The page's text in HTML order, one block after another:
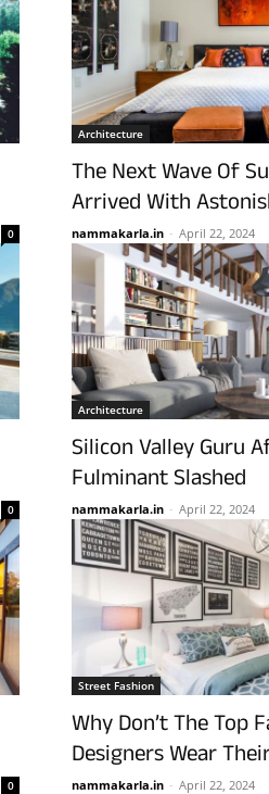
0
Architecture
The Next Wave Of
Arrived With
nammakarla.in - April 22, 2024
0
Architecture
Silicon Valley Guru
Fulminant Slashed
nammakarla.in - April 22, 2024
0
Street Fashion
Why Don’t The Top
Designers Wear
nammakarla.in - April 22, 2024